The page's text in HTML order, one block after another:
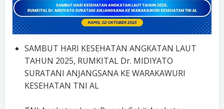
SAMBUT HARI KESEHATAN ANGKATAN LAUT
TAHUN 2025, RUMKITAL Dr. MIDIYATO
SURATANI ANJANGSANA KE WARAKAWURI
KESEHATAN TNI AL